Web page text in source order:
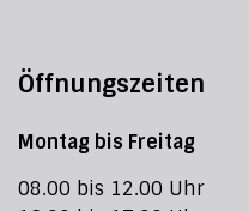
Öffnungszeiten
Montag bis Freitag
08.00 bis 12.00 Uhr